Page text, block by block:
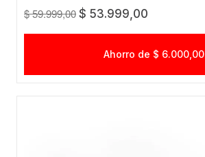
$ 59.999,00 $ 53.999,00
Ahorro de $ 6.000,00